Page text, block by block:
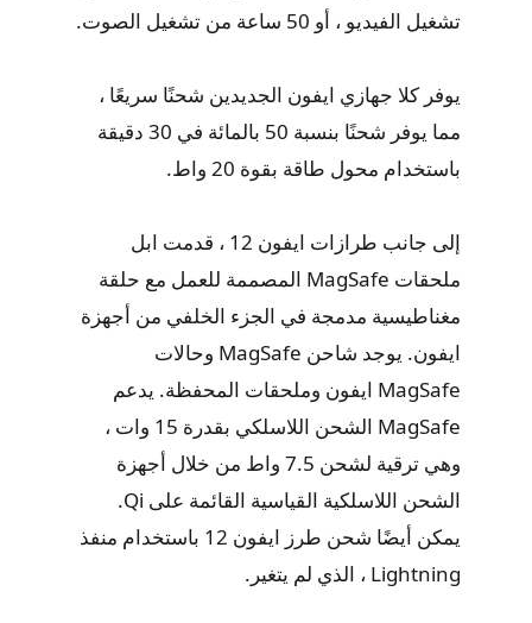
تشغيل الفيديو ، أو 50 ساعة من تشغيل الصوت.
يوفر كلا جهازي ايفون الجديدين شحنًا سريعًا ،
مما يوفر شحنًا بنسبة 50 بالمائة في 30 دقيقة
باستخدام محول طاقة بقوة 20 واط.
إلى جانب طرازات ايفون 12 ، قدمت ابل
ملحقات MagSafe المصممة للعمل مع حلقة
مغناطيسية مدمجة في الجزء الخلفي من أجهزة
ايفون. يوجد شاحن MagSafe وحالات
MagSafe ايفون وملحقات المحفظة. يدعم
MagSafe الشحن اللاسلكي بقدرة 15 وات ،
وهي ترقية لشحن 7.5 واط من خلال أجهزة
الشحن اللاسلكية القياسية القائمة على Qi.
يمكن أيضًا شحن طرز ايفون 12 باستخدام منفذ
Lightning ، الذي لم يتغير.